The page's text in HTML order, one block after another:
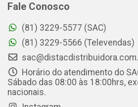
Fale Conosco
(81) 3229-5577 (SAC)
(81) 3229-5566 (Televendas)
Horário do atendimento do
Sábado das 08:00 às 18:00hrs,
nacionais.